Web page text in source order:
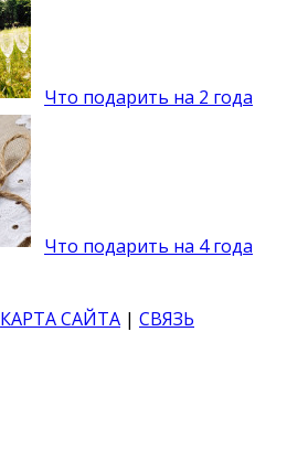
Что подарить на 2 года
Что подарить на 4 года
КАРТА САЙТА | СВЯЗЬ